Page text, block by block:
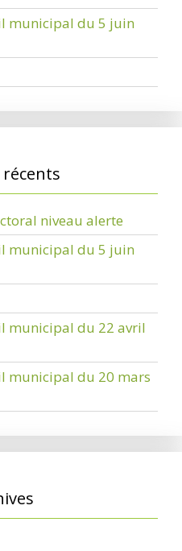
municipal du 5 juin
niveau alerte
municipal du 5 juin
municipal du 22 avril
municipal du 20 mars